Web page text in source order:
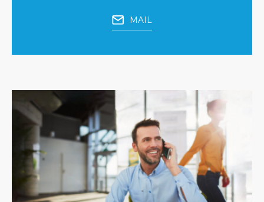
MAIL